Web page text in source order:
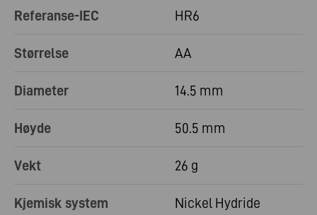
Referanse-IEC HR6
Størrelse AA
Diameter 14.5 mm
Høyde 50.5 mm
Vekt 26 g
Kjemisk system Nickel Hydride